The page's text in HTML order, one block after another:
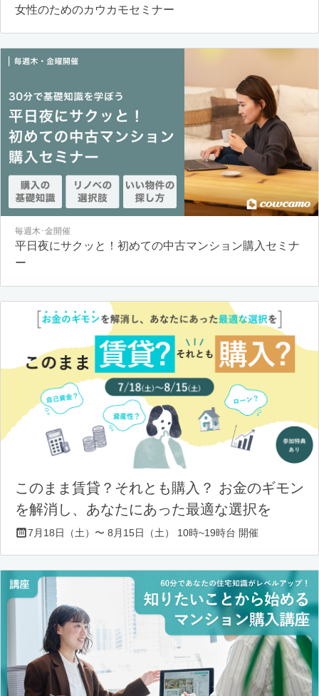
女性のためのカウカモセミナー
毎週木･金開催
平日夜にサクッと！初めての中古マンション購入セミナ
ー
このまま賃貸？それとも購入？ お金のギモン
を解消し、あなたにあった最適な選択を
7月18日（土）〜 8月15日（土） 10時~19時台 開催